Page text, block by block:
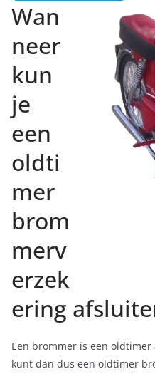
Wan
neer
kun
je
een
oldti
mer
brom
merv
erzek
ering
Een brommer is een oldtimer
kunt dan dus een oldtimer